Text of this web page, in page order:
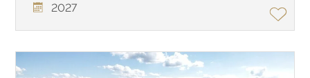
2027